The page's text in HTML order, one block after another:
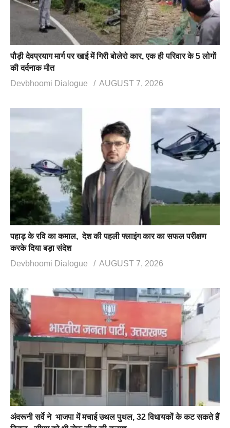
पौड़ी देवप्रयाग मार्ग पर खाई में गिरी बोलेरो कार, एक ही परिवार के 5 लोगों
की दर्दनाक मौत
Devbhoomi Dialogue
AUGUST 7, 2026
पहाड़ के रवि का कमाल, देश की पहली फ्लाइंग कार का सफल परीक्षण
करके दिया बड़ा संदेश
Devbhoomi Dialogue
AUGUST 7, 2026
अंदरूनी सर्वे ने भाजपा में मचाई उथल पुथल, 32 विधायकों के कट सकते हैं